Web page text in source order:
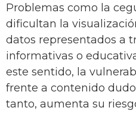
Problemas como la
dificultan la
datos representados a
informativas o
este sentido, la
frente a contenido
tanto, aumenta su